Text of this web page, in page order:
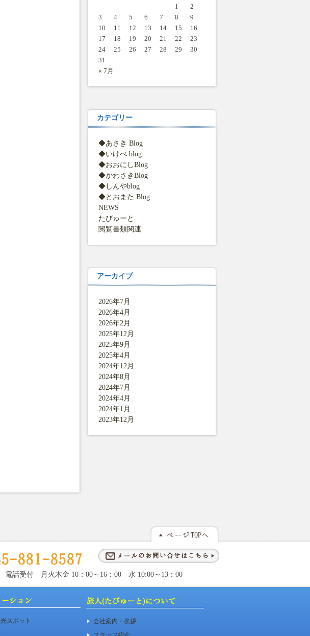
« 7月
1
2
3
4 5 6 7 8
9
10
11 12 13 14 15
16
17
18 19 20 21 22
23
24
25 26 27 28 29
30
31
カテゴリー
◆あさき Blog
◆いけべ blog
◆おおにしBlog
◆かわさきBlog
◆しんやblog
◆とおまた Blog
NEWS
たびゅーと
閲覧書類関連
アーカイブ
2026年7月
2026年4月
2026年2月
2025年12月
2025年9月
2025年4月
2024年12月
2024年8月
2024年7月
2024年4月
2024年1月
2023年12月
電話受付 月火木金 10：00～16：00 水 10:00～13：00
スポット
会社案内・挨拶